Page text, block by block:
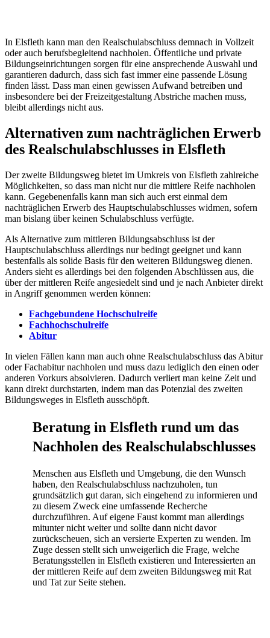
In Elsfleth kann man den Realschulabschluss demnach in Vollzeit
oder auch berufsbegleitend nachholen. Öffentliche und private
Bildungseinrichtungen sorgen für eine ansprechende Auswahl und
garantieren dadurch, dass sich fast immer eine passende Lösung
finden lässt. Dass man einen gewissen Aufwand betreiben und
insbesondere bei der Freizeitgestaltung Abstriche machen muss,
bleibt allerdings nicht aus.
Alternativen zum nachträglichen Erwerb
des Realschulabschlusses in Elsfleth
Der zweite Bildungsweg bietet im Umkreis von Elsfleth zahlreiche
Möglichkeiten, so dass man nicht nur die mittlere Reife nachholen
kann. Gegebenenfalls kann man sich auch erst einmal dem
nachträglichen Erwerb des Hauptschulabschlusses widmen, sofern
man bislang über keinen Schulabschluss verfügte.
Als Alternative zum mittleren Bildungsabschluss ist der
Hauptschulabschluss allerdings nur bedingt geeignet und kann
bestenfalls als solide Basis für den weiteren Bildungsweg dienen.
Anders sieht es allerdings bei den folgenden Abschlüssen aus, die
über der mittleren Reife angesiedelt sind und je nach Anbieter direkt
in Angriff genommen werden können:
Fachgebundene Hochschulreife
Fachhochschulreife
Abitur
In vielen Fällen kann man auch ohne Realschulabschluss das Abitur
oder Fachabitur nachholen und muss dazu lediglich den einen oder
anderen Vorkurs absolvieren. Dadurch verliert man keine Zeit und
kann direkt durchstarten, indem man das Potenzial des zweiten
Bildungsweges in Elsfleth ausschöpft.
Beratung in Elsfleth rund um das
Nachholen des Realschulabschlusses
Menschen aus Elsfleth und Umgebung, die den Wunsch
haben, den Realschulabschluss nachzuholen, tun
grundsätzlich gut daran, sich eingehend zu informieren und
zu diesem Zweck eine umfassende Recherche
durchzuführen. Auf eigene Faust kommt man allerdings
mitunter nicht weiter und sollte dann nicht davor
zurückscheuen, sich an versierte Experten zu wenden. Im
Zuge dessen stellt sich unweigerlich die Frage, welche
Beratungsstellen in Elsfleth existieren und Interessierten an
der mittleren Reife auf dem zweiten Bildungsweg mit Rat
und Tat zur Seite stehen.